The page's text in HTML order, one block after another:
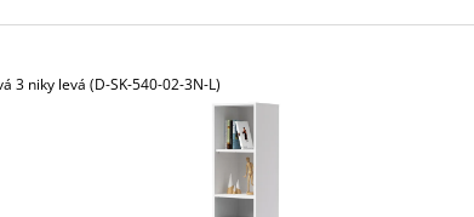
3 niky levá (D-SK-540-02-3N-L)
SKŘÍŇ NÁSTAVNÁ ROHOVÁ OTEVŘENÁ